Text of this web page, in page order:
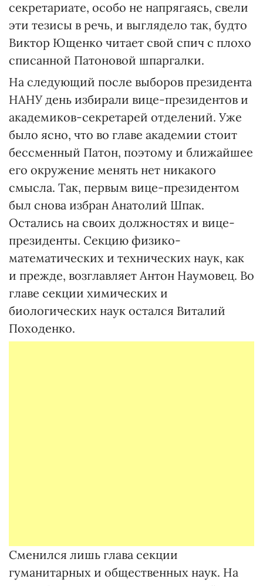
секретариате, особо не напрягаясь, свели
эти тезисы в речь, и выглядело так, будто
Виктор Ющенко читает свой спич с плохо
списанной Патоновой шпаргалки.
На следующий после выборов президента
НАНУ день избирали вице-президентов и
академиков-секретарей отделений. Уже
было ясно, что во главе академии стоит
бессменный Патон, поэтому и ближайшее
его окружение менять нет никакого
смысла. Так, первым вице-президентом
был снова избран Анатолий Шпак.
Остались на своих должностях и вице-
президенты. Секцию физико-
математических и технических наук, как
и прежде, возглавляет Антон Наумовец. Во
главе секции химических и
биологических наук остался Виталий
Походенко.
Сменился лишь глава секции
гуманитарных и общественных наук. На